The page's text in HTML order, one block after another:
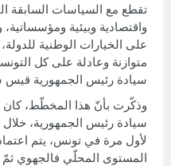
تقطع مع السياسات السابقة
واقتصادية وبيئية
على الخيارات الوطنية
متوازنة وعادلة على كل
سيادة رئيس الجمهورية قيس
وذكّرت بأنّ هذا المخطّط، كان
سيادة رئيس الجمهورية،
لأول مرة في تونس، يتم
المستوى المحلّي فالجهوي ثمّ